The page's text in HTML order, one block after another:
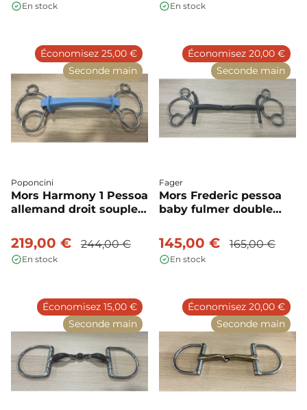
En stock En stock
Poponcini
Mors Harmony 1 Pessoa
allemand droit souple
219,00 € 244,00 €
En stock
Économisez 25,00 €
Seconde main
Fager
Mors Frederic pessoa
baby fulmer double
Fager
145,00 € 165,00 €
En stock
Économisez 20,00 €
Seconde main
Économisez 15,00 €
Seconde main
Économisez 20,00 €
Seconde main